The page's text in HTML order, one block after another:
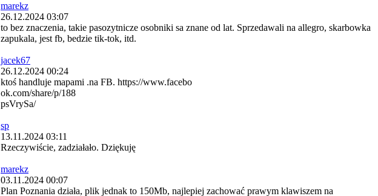
marekz
26.12.2024 03:07
to bez znaczenia, takie pasozytnicze osobniki sa znane od lat. Sprzedawali na allegro, skarbowka
zapukala, jest fb, bedzie tik-tok, itd.
jacek67
26.12.2024 00:24
ktoś handluje mapami .na FB. https://www.facebo
ok.com/share/p/188
psVrySa/
sp
13.11.2024 03:11
Rzeczywiście, zadziałało. Dziękuję
marekz
03.11.2024 00:07
Plan Poznania działa, plik jednak to 150Mb, najlepiej zachować prawym klawiszem na